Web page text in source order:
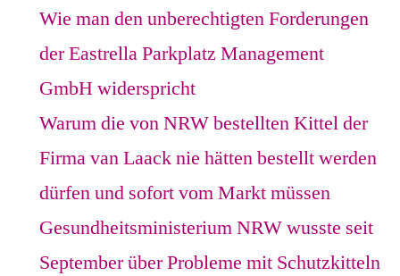
Wie man den unberechtigten Forderungen
der Eastrella Parkplatz Management
GmbH widerspricht
Warum die von NRW bestellten Kittel der
Firma van Laack nie hätten bestellt werden
dürfen und sofort vom Markt müssen
Gesundheitsministerium NRW wusste seit
September über Probleme mit Schutzkitteln